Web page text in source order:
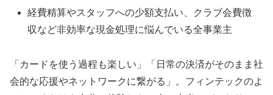
経費精算やスタッフへの少額支払い、クラブ会費徴
収など非効率な現金処理に悩んでいる全事業主
「カードを使う過程も楽しい」「日常の決済がそのまま社
会的な応援やネットワークに繋がる」。フィンテックのよ